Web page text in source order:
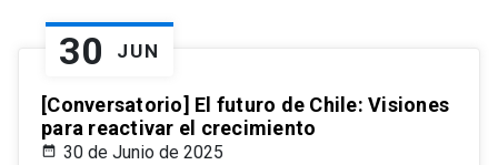
30 JUN
[Conversatorio] El futuro de Chile: Visiones
para reactivar el crecimiento
30 de Junio de 2025